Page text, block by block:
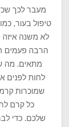
מעבר לכך
טיפול בעור,
לא משנה איזה
הרבה פעמים
מתאים. מה
לחות לפנים
שמוכרות
כל קרם
שלכם. כדי